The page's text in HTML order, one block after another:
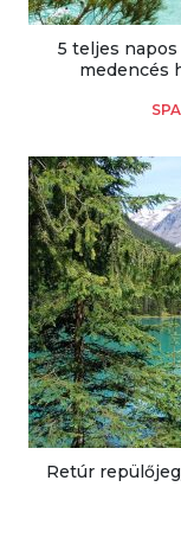
5 teljes
medencés
Retúr